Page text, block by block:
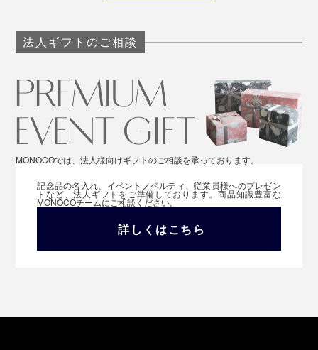
法人ギフトのご相談
MONOCOでは、法人様向けギフトのご相談を承っております。
記念品の名入れ、イベントノベルティ、従業員様へのプレゼン
トなど、法人ギフトをご準備しております。商品知識豊富な
MONOCOチームにご相談ください。
詳しくはこちら